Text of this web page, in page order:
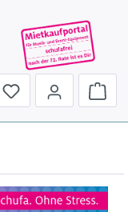
Du hast 0 Produkte